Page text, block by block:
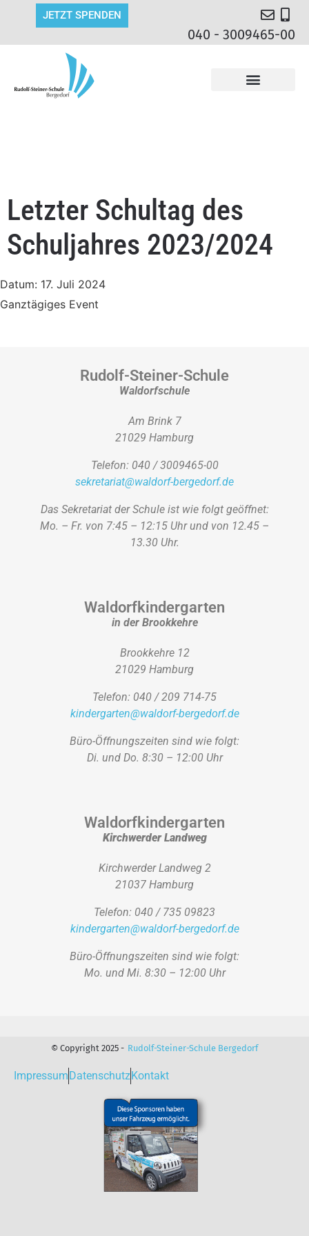
JETZT SPENDEN
040 - 3009465-00
Letzter Schultag des
Schuljahres 2023/2024
Datum: 17. Juli 2024
Ganztägiges Event
Rudolf-Steiner-Schule
Waldorfschule
Am Brink 7
21029 Hamburg
Telefon: 040 / 3009465-00
sekretariat@waldorf-bergedorf.de
Das Sekretariat der Schule ist wie folgt geöffnet:
Mo. – Fr. von 7:45 – 12:15 Uhr und von 12.45 –
13.30 Uhr.
Waldorfkindergarten
in der Brookkehre
Brookkehre 12
21029 Hamburg
Telefon: 040 / 209 714-75
kindergarten@waldorf-bergedorf.de
Büro-Öffnungszeiten sind wie folgt:
Di. und Do. 8:30 – 12:00 Uhr
Waldorfkindergarten
Kirchwerder Landweg
Kirchwerder Landweg 2
21037 Hamburg
Telefon: 040 / 735 09823
kindergarten@waldorf-bergedorf.de
Büro-Öffnungszeiten sind wie folgt:
Mo. und Mi. 8:30 – 12:00 Uhr
© Copyright 2025 - Rudolf-Steiner-Schule Bergedorf
Impressum DatenschutzKontakt